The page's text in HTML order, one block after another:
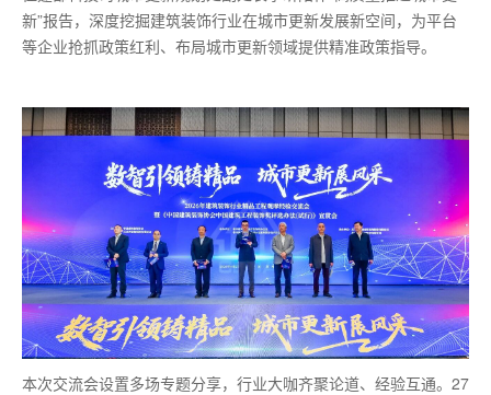
新”报告，深度挖掘建筑装饰行业在城市更新发展新空间，为平台
等企业抢抓政策红利、布局城市更新领域提供精准政策指导。
本次交流会设置多场专题分享，行业大咖齐聚论道、经验互通。27